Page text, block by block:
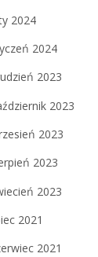
2024
2024
2023
2023
2023
2023
2023
2021
2021